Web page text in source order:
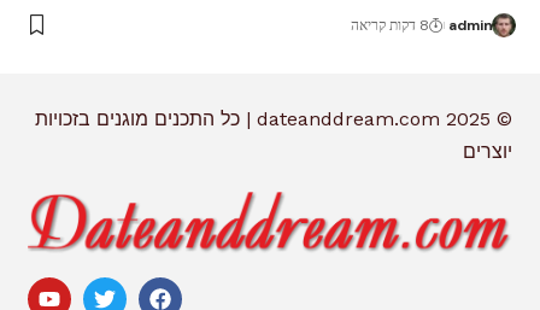
admin 8 דקות קריאה
© 2025 dateanddream.com | כל התכנים מוגנים בזכויות
יוצרים